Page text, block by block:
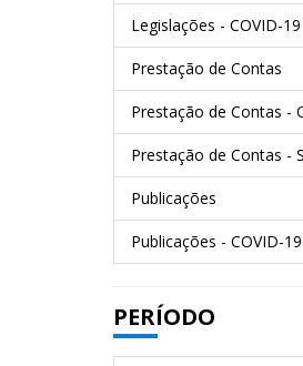
Legislações - COVID-19
Prestação de Contas
Prestação de Contas -
Prestação de Contas -
Publicações
Publicações - COVID-19
PERÍODO